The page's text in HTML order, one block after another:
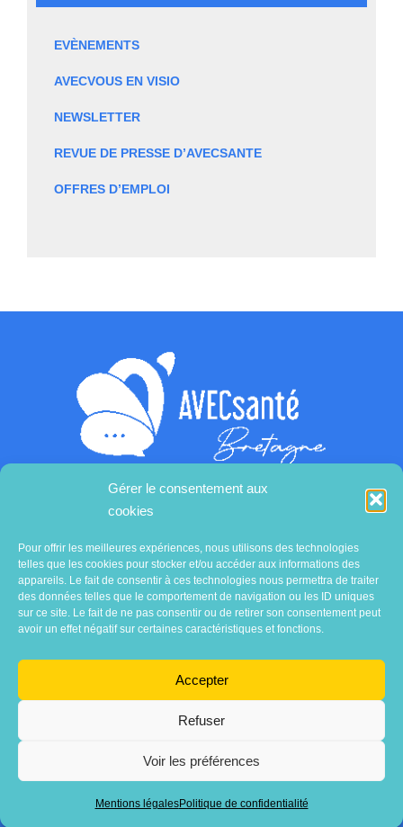
Gérer le consentement aux
cookies
Pour offrir les meilleures expériences, nous utilisons des technologies
telles que les cookies pour stocker et/ou accéder aux informations des
appareils. Le fait de consentir à ces technologies nous permettra de traiter
des données telles que le comportement de navigation ou les ID uniques
sur ce site. Le fait de ne pas consentir ou de retirer son consentement peut
avoir un effet négatif sur certaines caractéristiques et fonctions.
Accepter
Refuser
Voir les préférences
Mentions légalesPolitique de confidentialité
EVÈNEMENTS
AVECVOUS EN VISIO
NEWSLETTER
REVUE DE PRESSE D’AVECSANTE
OFFRES D’EMPLOI
Contactez-nous
Association
AVECsanté Bretagne